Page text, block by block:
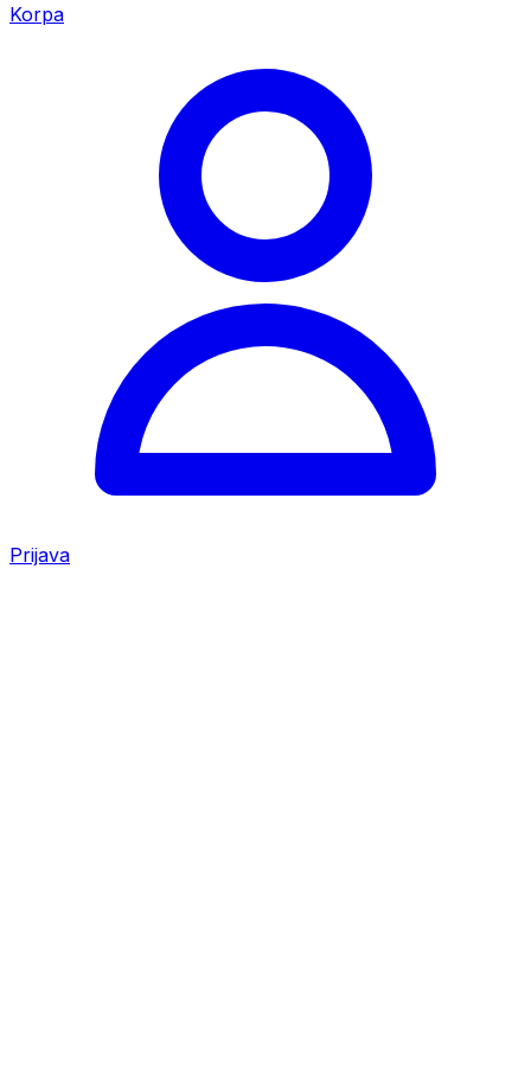
Korpa
Prijava